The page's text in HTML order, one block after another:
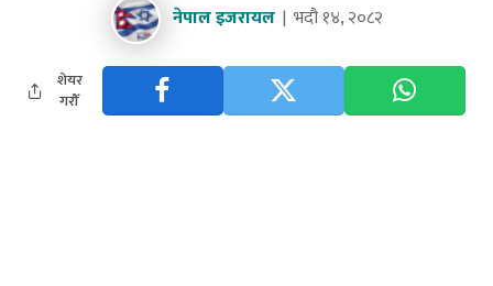
नेपाल इजरायल भदौ १४, २०८२
शेयर
गरौँ